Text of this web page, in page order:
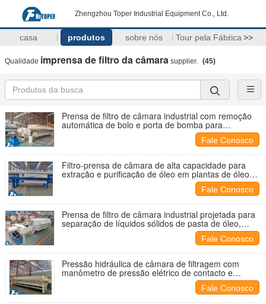
Zhengzhou Toper Industrial Equipment Co., Ltd.
casa produtos sobre nós Tour pela Fábrica >>
Qualidade imprensa de filtro da câmara supplier. (45)
Prensa de filtro de câmara industrial com remoção
automática de bolo e porta de bomba para
aplicações de desidratação e filtragem de lodo
Fale Conosco
Filtro-prensa de câmara de alta capacidade para
extração e purificação de óleo em plantas de óleo
alimentício, oferecendo filtragem e desempenho
Fale Conosco
Prensa de filtro de câmara industrial projetada para
separação de líquidos sólidos de pasta de óleo,
azeite de oliva, óleo de palma, óleo de canola e óleo
Fale Conosco
Pressão hidráulica de câmara de filtragem com
manômetro de pressão elétrico de contacto e
elementos de segurança para uma operação estável
Fale Conosco